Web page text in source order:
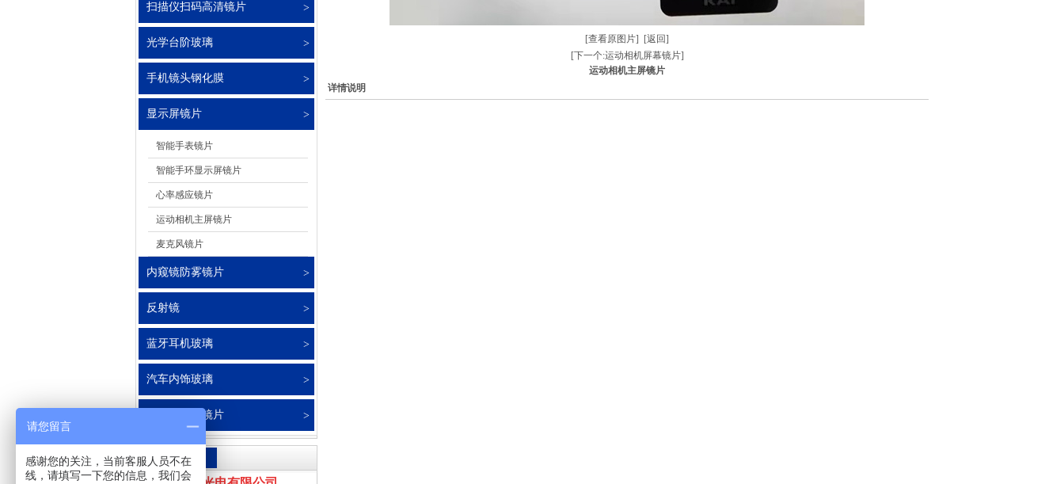
扫描仪扫码高清镜片
光学台阶玻璃
手机镜头钢化膜
显示屏镜片
智能手表镜片
智能手环显示屏镜片
心率感应镜片
运动相机主屏镜片
麦克风镜片
内窥镜防雾镜片
反射镜
蓝牙耳机玻璃
汽车内饰玻璃
投影仪玻璃镜片
联系我们
[查看原图片]
[返回]
[下一个:运动相机屏幕镜片]
运动相机主屏镜片
详情说明
请您留言
感谢您的关注，当前客服人员不在
线，请填写一下您的信息，我们会